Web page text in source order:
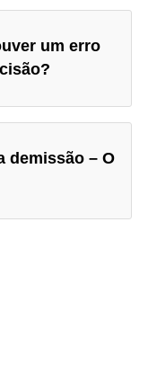
um erro
demissão – O